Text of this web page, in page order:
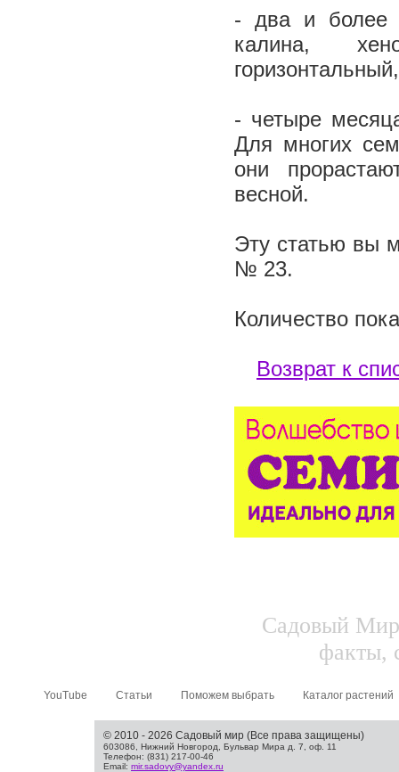
- два и более
калина,
- четыре
Для многих
они
весной.
Эту статью вы
№ 23.
Количество
Возврат к
Садовый
факты,
YouTube Статьи Поможем выбрать Каталог растений
© 2010 - 2026 Садовый мир (Все права защищены)
603086, Нижний Новгород, Бульвар Мира д. 7, оф. 11
Телефон: (831) 217-00-46
Email: mir.sadovy@yandex.ru